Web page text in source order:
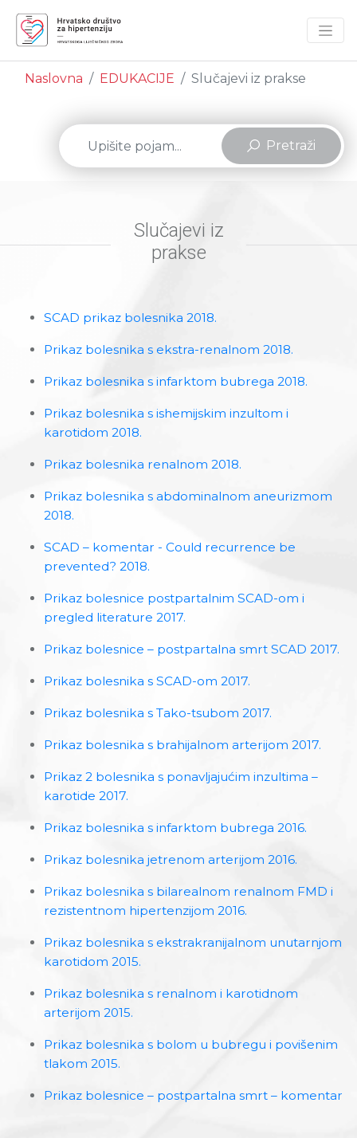
Naslovna EDUKACIJE Slučajevi iz prakse
Pretraži
Slučajevi iz
prakse
SCAD prikaz bolesnika 2018.
Prikaz bolesnika s ekstra-renalnom 2018.
Prikaz bolesnika s infarktom bubrega 2018.
Prikaz bolesnika s ishemijskim inzultom i
karotidom 2018.
Prikaz bolesnika renalnom 2018.
Prikaz bolesnika s abdominalnom aneurizmom
2018.
SCAD – komentar - Could recurrence be
prevented? 2018.
Prikaz bolesnice postpartalnim SCAD-om i
pregled literature 2017.
Prikaz bolesnice – postpartalna smrt SCAD 2017.
Prikaz bolesnika s SCAD-om 2017.
Prikaz bolesnika s Tako-tsubom 2017.
Prikaz bolesnika s brahijalnom arterijom 2017.
Prikaz 2 bolesnika s ponavljajućim inzultima –
karotide 2017.
Prikaz bolesnika s infarktom bubrega 2016.
Prikaz bolesnika jetrenom arterijom 2016.
Prikaz bolesnika s bilarealnom renalnom FMD i
rezistentnom hipertenzijom 2016.
Prikaz bolesnika s ekstrakranijalnom unutarnjom
karotidom 2015.
Prikaz bolesnika s renalnom i karotidnom
arterijom 2015.
Prikaz bolesnika s bolom u bubregu i povišenim
tlakom 2015.
Prikaz bolesnice – postpartalna smrt – komentar